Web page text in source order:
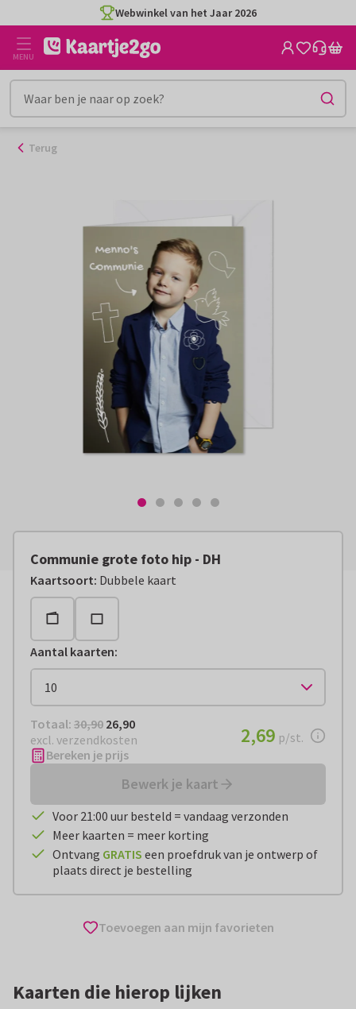
naar
inhoud
Webwinkel van het Jaar 2026
MENU
Terug
Communie grote foto hip - DH
Kaartsoort: Dubbele kaart
Aantal kaarten:
Totaal: € 26,90
Totaal: 30,90 26,90
excl. verzendkosten
€ 2,69per stuk
2,69 p/st.
Bereken je prijs
Bewerk je kaart
Voor 21:00 uur besteld = vandaag verzonden
Meer kaarten = meer korting
Ontvang GRATIS een proefdruk van je ontwerp of
plaats direct je bestelling
Toevoegen aan mijn favorieten
Kaarten die hierop lijken